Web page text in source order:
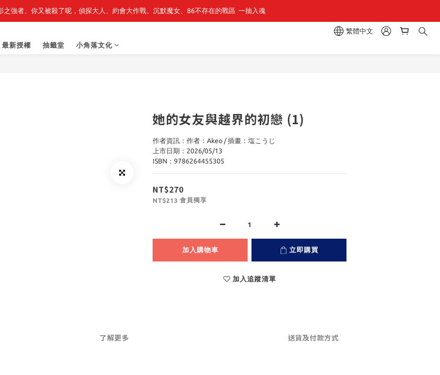
最新開賣🔥「全知讀者視角」 周邊商品
之強者、你又被殺了呢，偵探大人、約會大作戰、沉默魔女、86不存在的戰區  一抽入魂
繁體中文
最新授權 抽籤堂 小角落文化
她的女友與越界的初戀 (1)
作者資訊：作者：Akeo / 插畫：塩こうじ
上市日期：2026/05/13
ISBN：9786264455305
NT$270
NT$213 會員獨享
加入購物車 立即購買
加入追蹤清單
了解更多 送貨及付款方式